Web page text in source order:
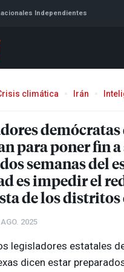
Independientes
climática Irán
demócratas
para poner fin a
semanas del
es impedir el
de los distritos
2025
legisladores estatales
dicen estar